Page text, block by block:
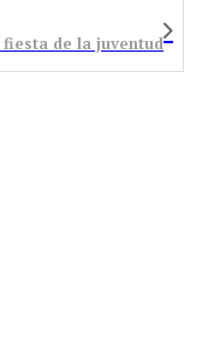
de la juventud